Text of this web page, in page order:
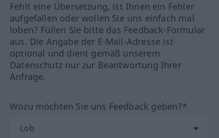
Fehlt eine Übersetzung, ist Ihnen ein Fehler
aufgefallen oder wollen Sie uns einfach mal
loben? Füllen Sie bitte das Feedback-Formular
aus. Die Angabe der E-Mail-Adresse ist
optional und dient gemäß unserem
Datenschutz nur zur Beantwortung Ihrer
Anfrage.
Wozu möchten Sie uns Feedback geben?*